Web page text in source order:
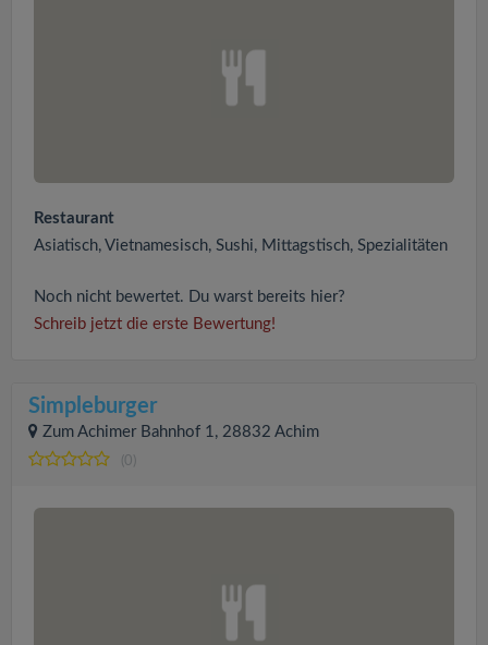
Restaurant
Asiatisch, Vietnamesisch, Sushi, Mittagstisch, Spezialitäten
Noch nicht bewertet. Du warst bereits hier?
Schreib jetzt die erste Bewertung!
Simpleburger
Zum Achimer Bahnhof 1, 28832 Achim
(0)